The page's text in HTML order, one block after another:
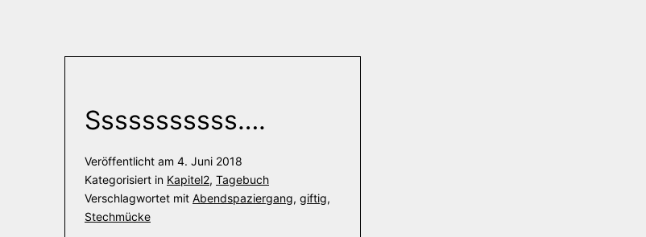
Sssssssssss….
Veröffentlicht am 4. Juni 2018
Kategorisiert in Kapitel2, Tagebuch
Verschlagwortet mit Abendspaziergang, giftig,
Stechmücke